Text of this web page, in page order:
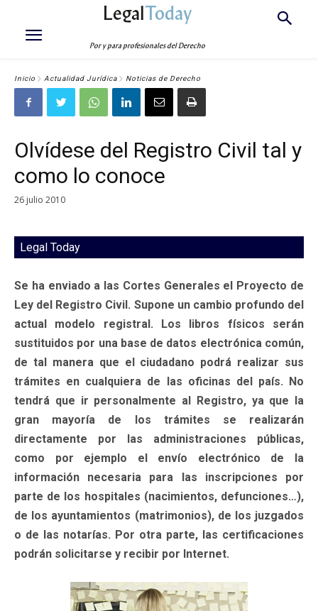
LegalToday
Por y para profesionales del Derecho
Inicio Actualidad Jurídica Noticias de Derecho
Olvídese del Registro Civil tal y
como lo conoce
26 julio 2010
Legal Today
Se ha enviado a las Cortes Generales el Proyecto de
Ley del Registro Civil. Supone un cambio profundo del
actual modelo registral. Los libros físicos serán
sustituidos por una base de datos electrónica común,
de tal manera que el ciudadano podrá realizar sus
trámites en cualquiera de las oficinas del país. No
tendrá que ir personalmente al Registro, ya que la
gran mayoría de los trámites se realizarán
directamente por las administraciones públicas,
como por ejemplo el envío electrónico de la
información necesaria para las inscripciones por
parte de los hospitales (nacimientos, defunciones…),
de los ayuntamientos (matrimonios), de los juzgados
o de las notarías. Por otra parte, las certificaciones
podrán solicitarse y recibir por Internet.